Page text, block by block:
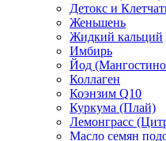
Детокс и
Женьшень
Жидкий кальций
Имбирь
Йод
Коллаген
Коэнзим Q10
Куркума (Плай)
Лемонграсс
Масло семян